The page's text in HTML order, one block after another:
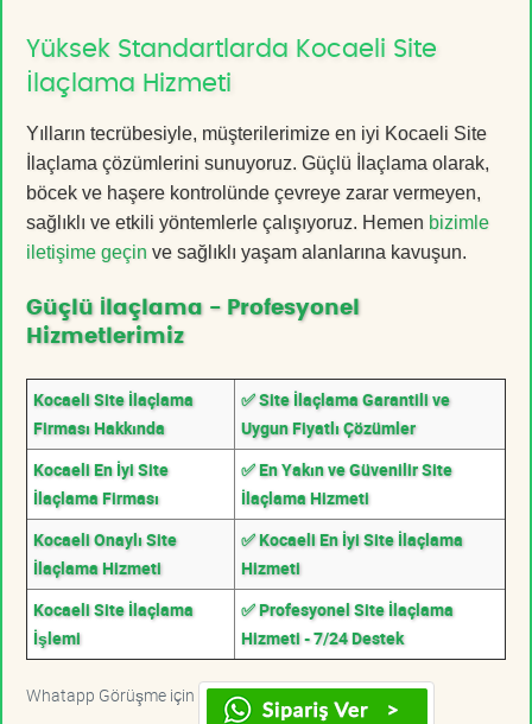
Yüksek Standartlarda Kocaeli Site
İlaçlama Hizmeti
Yılların tecrübesiyle, müşterilerimize en iyi Kocaeli Site
İlaçlama çözümlerini sunuyoruz. Güçlü İlaçlama olarak,
böcek ve haşere kontrolünde çevreye zarar vermeyen,
sağlıklı ve etkili yöntemlerle çalışıyoruz. Hemen bizimle
iletişime geçin ve sağlıklı yaşam alanlarına kavuşun.
Güçlü İlaçlama - Profesyonel
Hizmetlerimiz
Kocaeli Site İlaçlama
Firması Hakkında
✅ Site İlaçlama Garantili ve
Uygun Fiyatlı Çözümler
Kocaeli En İyi Site
İlaçlama Firması
✅ En Yakın ve Güvenilir Site
İlaçlama Hizmeti
Kocaeli Onaylı Site
İlaçlama Hizmeti
✅ Kocaeli En İyi Site İlaçlama
Hizmeti
Kocaeli Site İlaçlama
İşlemi
✅ Profesyonel Site İlaçlama
Hizmeti - 7/24 Destek
Whatapp Görüşme için